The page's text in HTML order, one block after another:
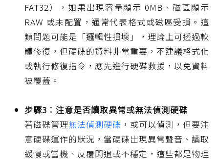
FAT32），如果出現容量顯示 0MB、磁區顯示
RAW 或未配置，通常代表格式或磁區受損。這
類問題可能是「邏輯性損壞」，理論上可透過軟
體修復，但硬碟的資料非常重要，不建議格式化
或執行修復指令，應先進行硬碟救援，以免資料
被覆蓋。
步驟3：注意是否讀取異常或無法偵測硬碟
若磁碟管理無法偵測硬碟 ，或可以偵測，但要注
意硬碟運作的狀況，當硬碟出現異常聲音、讀取
緩慢或當機、反覆閃退或不穩定，這些都是物理